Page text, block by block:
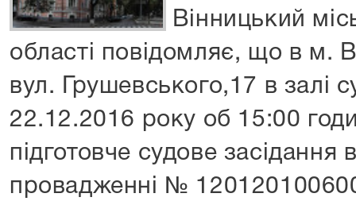
Вінницький
області повідомляє, що в м.
вул. Грушевського,17 в залі
22.12.2016 року об 15:00
підготовче судове засідання
провадженні №